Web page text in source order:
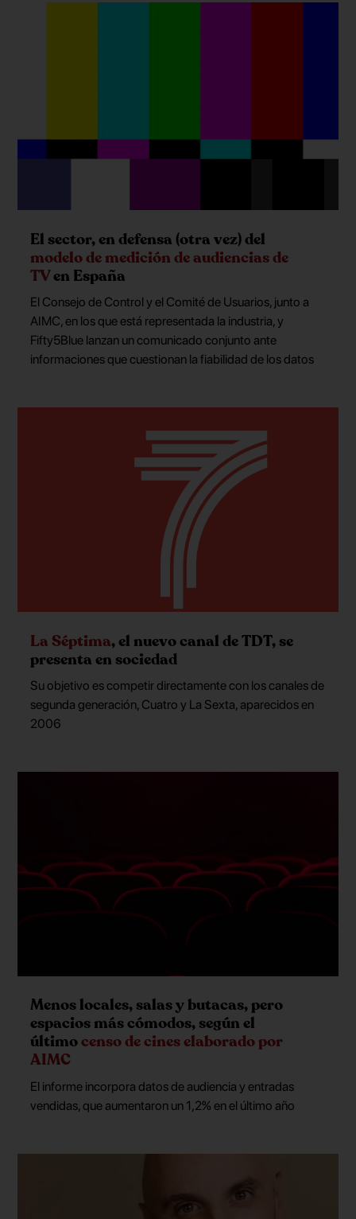
El sector, en defensa (otra vez) del
modelo de medición de audiencias de
TVen España
El Consejo de Control y el Comité de Usuarios, junto a
AIMC, en los que está representada la industria, y
Fifty5Blue lanzan un comunicado conjunto ante
informaciones que cuestionan la fiabilidad de los datos
La Séptima, el nuevo canal de TDT, se
presenta en sociedad
Su objetivo es competir directamente con los canales de
segunda generación, Cuatro y La Sexta, aparecidos en
2006
Menos locales, salas y butacas, pero
espacios más cómodos, según el
últimocenso de cines elaborado por
AIMC
El informe incorpora datos de audiencia y entradas
vendidas, que aumentaron un 1,2% en el último año